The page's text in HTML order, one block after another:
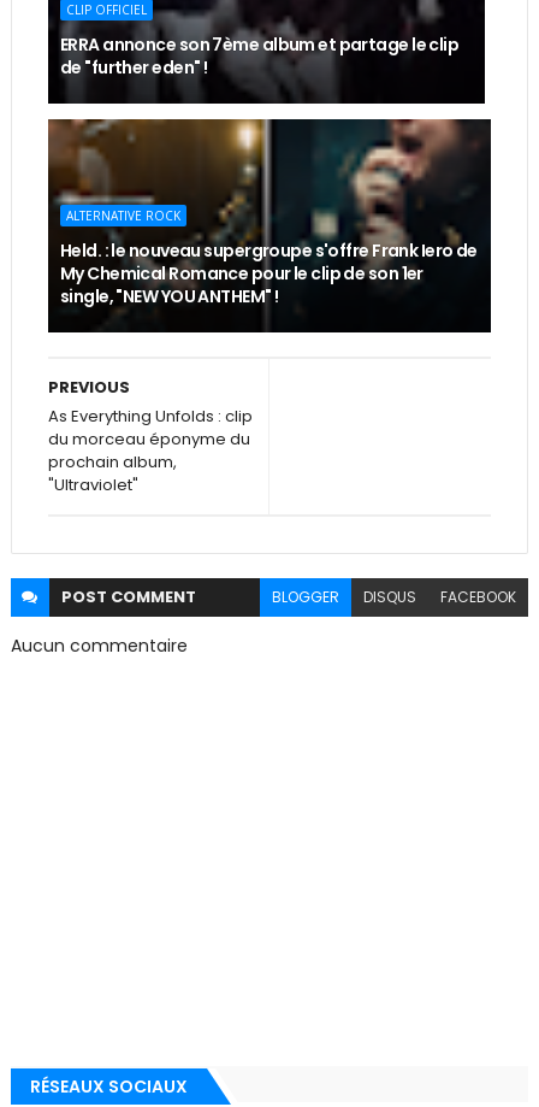
CLIP OFFICIEL
ERRA annonce son 7ème album et partage le clip
de "further eden" !
ALTERNATIVE ROCK
Held. : le nouveau supergroupe s'offre Frank Iero de
My Chemical Romance pour le clip de son 1er
single, "NEW YOU ANTHEM" !
PREVIOUS
As Everything Unfolds : clip
du morceau éponyme du
prochain album,
"Ultraviolet"
POST COMMENT BLOGGER DISQUS FACEBOOK
Aucun commentaire
RÉSEAUX SOCIAUX